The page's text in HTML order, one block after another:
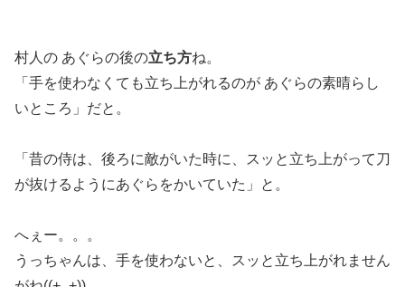
村人の あぐらの後の立ち方ね。
「手を使わなくても立ち上がれるのが あぐらの素晴らし
いところ」だと。
「昔の侍は、後ろに敵がいた時に、スッと立ち上がって刀
が抜けるようにあぐらをかいていた」と。
へぇー。。。
うっちゃんは、手を使わないと、スッと立ち上がれません